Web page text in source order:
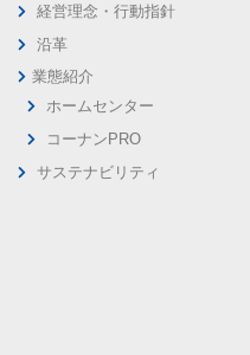
経営理念・行動指針
沿革
業態紹介
ホームセンター
コーナンPRO
サステナビリティ